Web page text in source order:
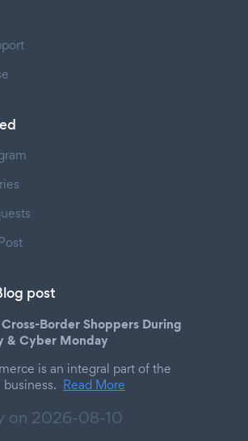
post
Border Shoppers During
& Cyber Monday
is an integral part of the
Read More
on 2026-08-10